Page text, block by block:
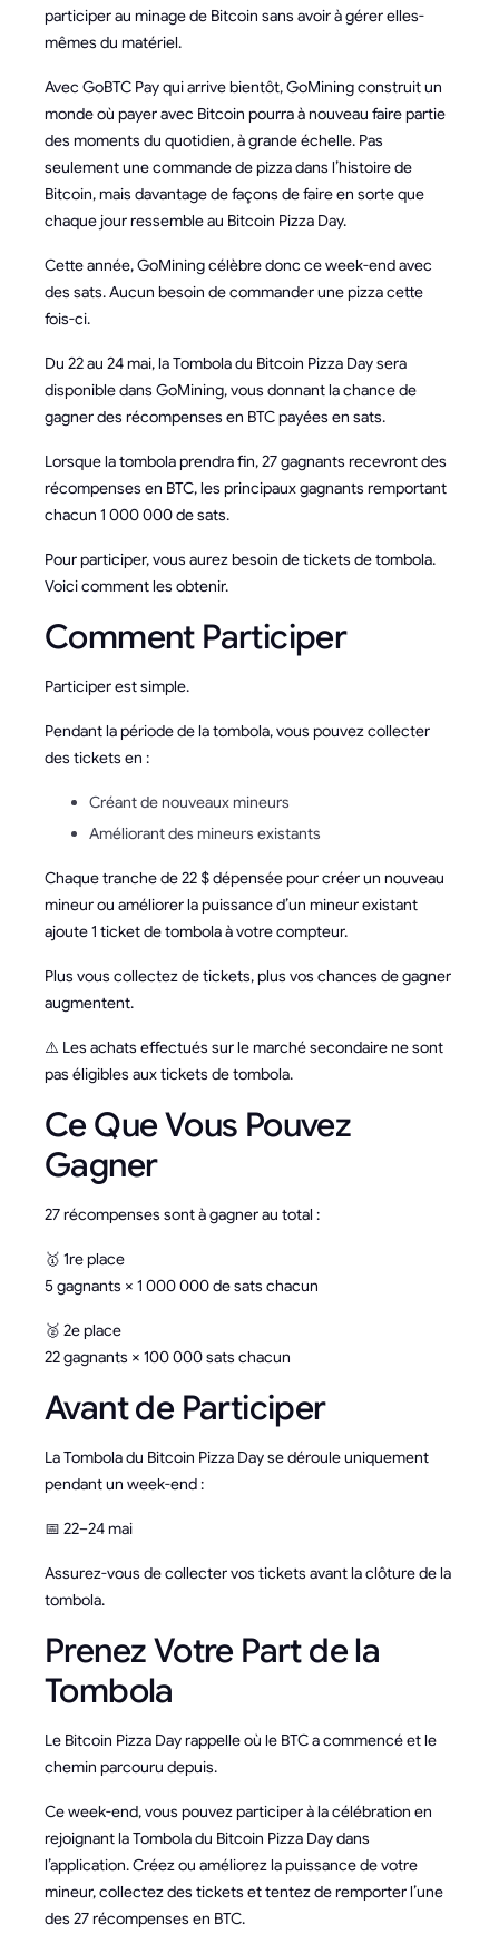
participer au minage de Bitcoin sans avoir à gérer elles-
mêmes du matériel.
Avec GoBTC Pay qui arrive bientôt, GoMining construit un
monde où payer avec Bitcoin pourra à nouveau faire partie
des moments du quotidien, à grande échelle. Pas
seulement une commande de pizza dans l’histoire de
Bitcoin, mais davantage de façons de faire en sorte que
chaque jour ressemble au Bitcoin Pizza Day.
Cette année, GoMining célèbre donc ce week-end avec
des sats. Aucun besoin de commander une pizza cette
fois-ci.
Du 22 au 24 mai, la Tombola du Bitcoin Pizza Day sera
disponible dans GoMining, vous donnant la chance de
gagner des récompenses en BTC payées en sats.
Lorsque la tombola prendra fin, 27 gagnants recevront des
récompenses en BTC, les principaux gagnants remportant
chacun 1 000 000 de sats.
Pour participer, vous aurez besoin de tickets de tombola.
Voici comment les obtenir.
Comment Participer
Participer est simple.
Pendant la période de la tombola, vous pouvez collecter
des tickets en :
Créant de nouveaux mineurs
Améliorant des mineurs existants
Chaque tranche de 22 $ dépensée pour créer un nouveau
mineur ou améliorer la puissance d’un mineur existant
ajoute 1 ticket de tombola à votre compteur.
Plus vous collectez de tickets, plus vos chances de gagner
augmentent.
⚠️ Les achats effectués sur le marché secondaire ne sont
pas éligibles aux tickets de tombola.
Ce Que Vous Pouvez
Gagner
27 récompenses sont à gagner au total :
🥇 1re place
5 gagnants × 1 000 000 de sats chacun
🥈 2e place
22 gagnants × 100 000 sats chacun
Avant de Participer
La Tombola du Bitcoin Pizza Day se déroule uniquement
pendant un week-end :
📅 22–24 mai
Assurez-vous de collecter vos tickets avant la clôture de la
tombola.
Prenez Votre Part de la
Tombola
Le Bitcoin Pizza Day rappelle où le BTC a commencé et le
chemin parcouru depuis.
Ce week-end, vous pouvez participer à la célébration en
rejoignant la Tombola du Bitcoin Pizza Day dans
l’application. Créez ou améliorez la puissance de votre
mineur, collectez des tickets et tentez de remporter l’une
des 27 récompenses en BTC.